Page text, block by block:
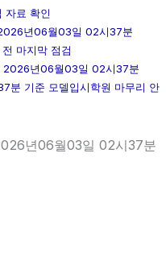
자료 확인
년06월03일 02시37분
마지막 점검
2026년06월03일 02시37분
분 기준 모델입시학원 마무리 안
년06월03일 02시37분